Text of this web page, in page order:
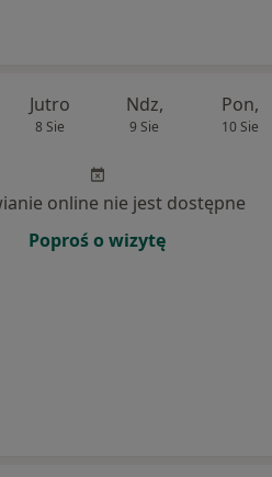
Jutro
8 Sie
Ndz,
9 Sie
Pon,
10 Sie
online nie jest dostępne
Poproś o wizytę